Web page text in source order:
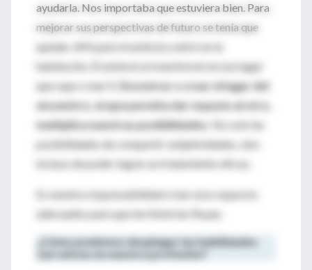
ayudarla. Nos importaba que estuviera bien. Para
mejorar sus perspectivas de futuro se tenía que
quedar. AM pasó el umbral y entró en la
habitación. El umbral se transformó en ese lugar
que supo crear K.
Encontrar o crear el lugar del
encuentro, el que permita dar espacio al otro,
multiplica nuestras posibilidades.
No solo las
posibilidades de compartir subjetividades, sino
incluso de poder lograr un tratamiento eficaz.
Es nuestra responsabilidad crear esos espacios
adecuados para que las historias fluyan.
¿Cómo podemos desplegar las habilidades